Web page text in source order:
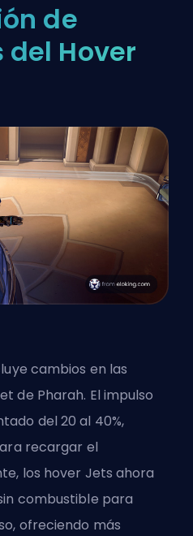
de
Hover
cambios en las
de Pharah. El impulso
del 20 al 40%,
recargar el
los hover Jets ahora
combustible para
ofreciendo más